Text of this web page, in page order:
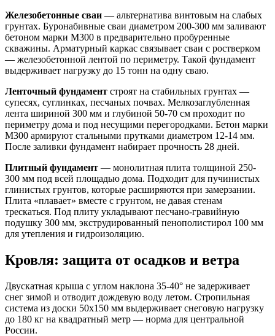
Железобетонные сваи — альтернатива винтовым на слабых
грунтах. Буронабивные сваи диаметром 200-300 мм заливают
бетоном марки М300 в предварительно пробуренные
скважины. Арматурный каркас связывает сваи с ростверком
— железобетонной лентой по периметру. Такой фундамент
выдерживает нагрузку до 15 тонн на одну сваю.
Ленточный фундамент строят на стабильных грунтах —
супесях, суглинках, песчаных почвах. Мелкозаглубленная
лента шириной 300 мм и глубиной 50-70 см проходит по
периметру дома и под несущими перегородками. Бетон марки
М300 армируют стальными прутками диаметром 12-14 мм.
После заливки фундамент набирает прочность 28 дней.
Плитный фундамент — монолитная плита толщиной 250-
300 мм под всей площадью дома. Подходит для пучинистых
глинистых грунтов, которые расширяются при замерзании.
Плита «плавает» вместе с грунтом, не давая стенам
трескаться. Под плиту укладывают песчано-гравийную
подушку 300 мм, экструдированный пенополистирол 100 мм
для утепления и гидроизоляцию.
Кровля: защита от осадков и ветра
Двускатная крыша с углом наклона 35-40° не задерживает
снег зимой и отводит дождевую воду летом. Стропильная
система из доски 50х150 мм выдерживает снеговую нагрузку
до 180 кг на квадратный метр — норма для центральной
России.